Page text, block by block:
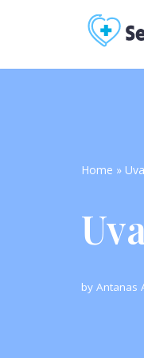
Home »
by Antanas